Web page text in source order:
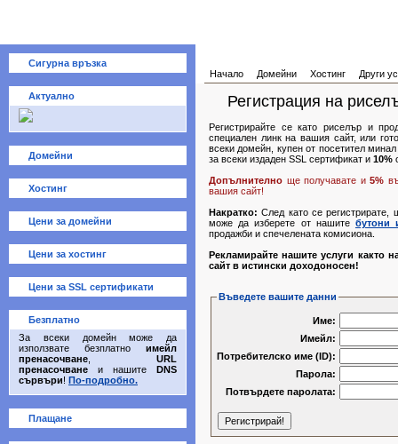
Сигурна връзка
Актуално
Домейни
Хостинг
Цени за домейни
Цени за хостинг
Цени за SSL сертификати
Безплатно
За всеки домейн може да
използвате безплатно имейл
пренасочване
URL
пренасочване и нашите DNS
сървъри! По-подробно.
Плащане
Начало Домейни Хостинг Други
Регистрация на
Регистрирайте се като риселър и
специален линк на вашия сайт, или
всеки домейн, купен от посетител
за всеки издаден SSL сертификат и 10%
Допълнително ще получавате и5%
вашия сайт!
Накратко: След като се
може да изберете от нашите бутони
продажби и спечелената комисиона.
Рекламирайте нашите услуги както
сайт в истински доходоносен!
Въведете вашите данни
Име:
Имейл:
Потребителско име (ID):
Парола:
Потвърдете паролата: